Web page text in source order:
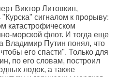
Виктор Литовкин,
"Курска" сигналом к прорыву:
катастрофическом
морской флот. И тогда еще
Владимир Путин понял, что
его спасти". Только для
по его словам, построил
лодок, а также